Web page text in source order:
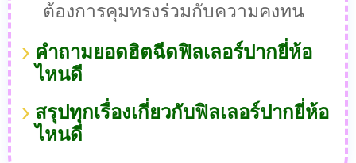
ต้องการคุมทรงร่วมกับความคงทน
คำถามยอดฮิตฉีดฟิลเลอร์ปากยี่ห้อ
ไหนดี
สรุปทุกเรื่องเกี่ยวกับฟิลเลอร์ปากยี่ห้อ
ไหนดี